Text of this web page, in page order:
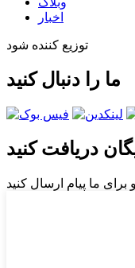
اخبار
توزیع کننده شود
ما را دنبال کنید
دریافت کنید